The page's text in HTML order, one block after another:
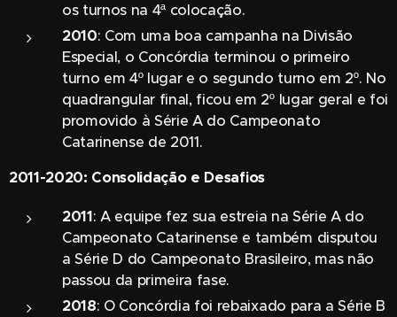
os turnos na 4ª colocação.
2010: Com uma boa campanha na Divisão
Especial, o Concórdia terminou o primeiro
turno em 4º lugar e o segundo turno em 2º. No
quadrangular final, ficou em 2º lugar geral e foi
promovido à Série A do Campeonato
Catarinense de 2011.
2011-2020: Consolidação e Desafios
2011: A equipe fez sua estreia na Série A do
Campeonato Catarinense e também disputou
a Série D do Campeonato Brasileiro, mas não
passou da primeira fase.
2018: O Concórdia foi rebaixado para a Série B